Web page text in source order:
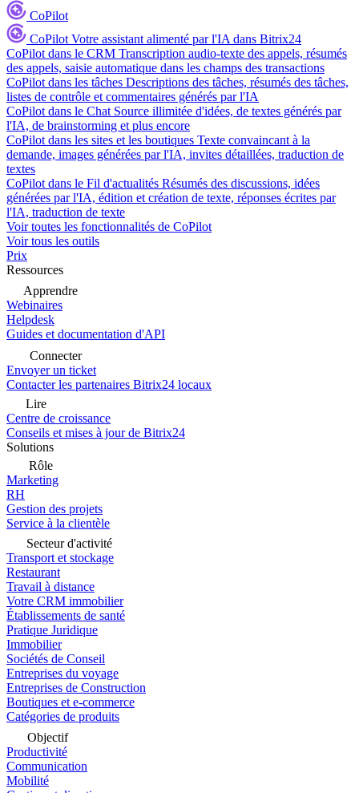
CoPilot
CoPilot Votre assistant alimenté par l'IA dans Bitrix24
CoPilot dans le CRM Transcription audio-texte des appels, résumés
des appels, saisie automatique dans les champs des transactions
CoPilot dans les tâches Descriptions des tâches, résumés des tâches,
listes de contrôle et commentaires générés par l'IA
CoPilot dans le Chat Source illimitée d'idées, de textes générés par
l'IA, de brainstorming et plus encore
CoPilot dans les sites et les boutiques Texte convaincant à la
demande, images générées par l'IA, invites détaillées, traduction de
textes
CoPilot dans le Fil d'actualités Résumés des discussions, idées
générées par l'IA, édition et création de texte, réponses écrites par
l'IA, traduction de texte
Voir toutes les fonctionnalités de CoPilot
Voir tous les outils
Prix
Ressources
Apprendre
Webinaires
Helpdesk
Guides et documentation d'API
Connecter
Envoyer un ticket
Contacter les partenaires Bitrix24 locaux
Lire
Centre de croissance
Conseils et mises à jour de Bitrix24
Solutions
Rôle
Marketing
RH
Gestion des projets
Service à la clientèle
Secteur d'activité
Transport et stockage
Restaurant
Travail à distance
Votre CRM immobilier
Établissements de santé
Pratique Juridique
Immobilier
Sociétés de Conseil
Entreprises du voyage
Entreprises de Construction
Boutiques et e-commerce
Catégories de produits
Objectif
Productivité
Communication
Mobilité